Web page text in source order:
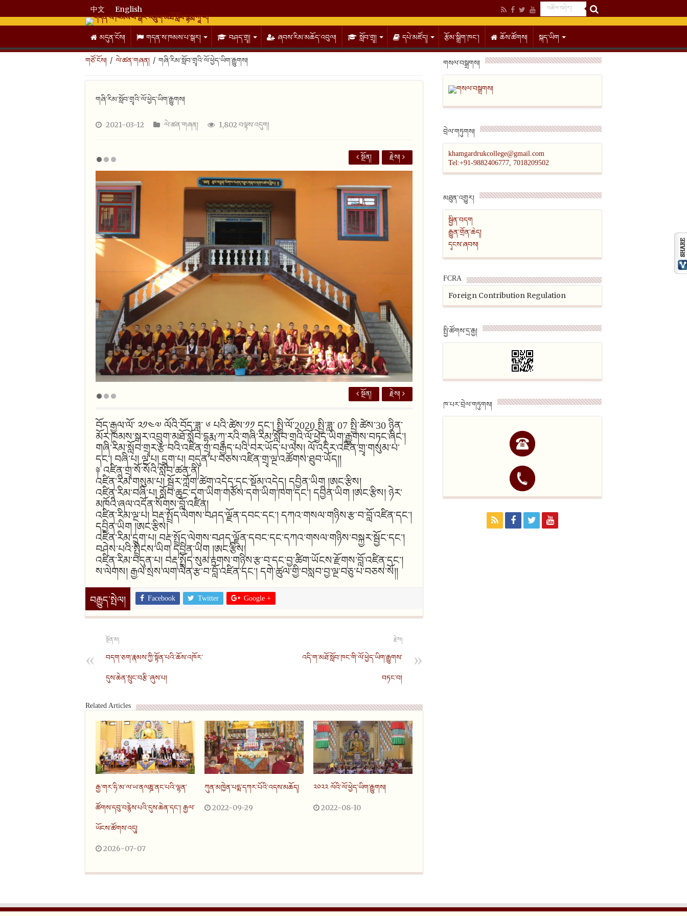
中文 English
མདུན་ངོས། གདན་ས་ཁམས་པ་སྒར། བཤད་གྲྭ། ཞབས་རིམ་མཆོད་འབུལ། སློབ་གྲྭ། དཔེ་མཛོད། རྩོམ་སྒྲིག་ཁང་། ཆོས་ཚོགས། སྐད་ཡིག
གཙོ་ངོས། / ལེ་ཚན་གཞན། / གཞི་རིམ་སློབ་གྲྭའི་ལོ་ཕྱེད་ཡིག་རྒྱུགས།
གཞི་རིམ་སློབ་གྲྭའི་ལོ་ཕྱེད་ཡིག་རྒྱུགས།
2021-03-12 ལེ་ཚན་གཞན། 1,802 བལྟས་འདུག།
རྗེས།
སྔོན།
རྗེས།
སྔོན།
བོད་རྒྱལ་ལོ་ ༢༡༤༧ ལོའི་བོད་ཟླ་ ༦ པའི་ཚེས་༡༡ དང་། སྤྱི་ལོ་2020 སྤྱི་ཟླ་ 07 སྤྱི་ཚེས་30 ཉིན་
མོར་ཁམས་སྒར་འབྲུག་མཐོ་སློབ་དྷརྨ་ཀཱ་རའི་གཞི་རིམ་སློབ་གྲྭའི་ལོ་ཕྱེད་ཡིག་རྒྱུགས་བཏང་ཞིང་།
གཞི་རིམ་སློབ་གྲྭར་རྩ་བའི་འཛིན་གྲྭ་བརྒྱད་པའི་བར་ཡོད་པ་ལས། ལོ་འདིར་འཛིན་གྲྭ་གསུམ་པ་
དང་། བཞི་པ། ལྔ་པ། དྲུག་པ། བདུན་པ་བཅས་འཛིན་གྲྭ་ལྔ་འཚོགས་ཐུབ་ཡོད།།
༈ འཛིན་གྲྭ་སོ་སོའི་སློབ་ཚན་ནི།
འཛིན་རིམ་གསུམ་པ། སྦྱོར་ཀློག་ཚེག་འདེད་དང་སྡོམ་འདེད། དབྱིན་ཡིག །ཨང་རྩིས།
འཛིན་རིམ་བཞི་པ། སློབ་ཆུང་དག་ཡིག་གཙོས་དག་ཡིག་ཁག་དང་། དབྱིན་ཡིག །ཨང་རྩིས། ཉེར་
མཁོའི་ཞལ་འདོན་སོགས་བློ་འཛིན།
འཛིན་རིམ་ལྔ་པ། བརྡ་སྤྲོད་ལེགས་བཤད་ལྗོན་དབང་དང་། དཀའ་གསལ་གཉིས་རྩ་བ་བློ་འཛིན་དང་།
དབྱིན་ཡིག །ཨང་རྩིས།
འཛིན་རིམ་དྲུག་པ། བརྡ་སྤྲོད་ལེགས་བཤད་ལྗོན་དབང་དང་དཀའ་གསལ་གཉིས་བསྐྱར་སྦྱོང་དང་།
བཤེས་པའི་སྤྲིངས་ཡིག དབྱིན་ཡིག །ཨང་རྩིས།
འཛིན་རིམ་བདུན་པ། བརྡ་སྤྲོད་སུམ་རྟགས་གཉིས་རྩ་བ་དང་བྱ་ཚིག་ཡོངས་རྫོགས་བློ་འཛིན་དང་།
ས་ལེགས། རྒྱལ་སྲས་ལག་ལེན་རྩ་བ་བློ་འཛིན་དང་། དགེ་ཚུལ་གྱི་བསླབ་བྱ་ལྔ་བཅུ་པ་བཅས་སོ།།
བརྒྱུད་སྤེལ། Facebook Twitter Google +
སྔོན་མ།
བདག་ཅག་རྣམས་ཀྱི་སྟོན་པའི་ཆོས་འཁོར་
དུས་ཆེན་སྲུང་བརྩི་ཞུས་པ།
རྗེས།
འདི་ག་མཐོ་སློབ་ཁང་གི་ལོ་ཕྱེད་ཡིག་རྒྱུགས་
བཏང་བ།
Related Articles
རྒྱ་གར་ཧི་མ་ལ་ཡ་ནལཎྜ་ནང་པའི་ལྷན་
ཚོགས་དབུ་བརྙེས་པའི་དུས་ཆེན་དང་། རྒྱལ་
ཡོངས་ཚོགས་འདུ།
2026-07-07
ཀུན་མཁྱེན་པདྨ་དཀར་པོའི་འདས་མཆོད།
2022-09-29
༢༠༢༢ ལོའི་ལོ་ཕྱེད་ཡིག་རྒྱུགས།
2022-08-10
གསལ་བསྒྲགས།
གསལ་བསྒྲགས།
བྲེལ་གཏུགས།
khamgardrukcollege@gmail.com
Tel:+91-9882406777, 7018209502
མཐུན་འགྱུར།
སྦྱིན་བདག
རྒྱུན་གྲོན་ཆེད།
དྭངས་ཞབས།
FCRA
Foreign Contribution Regulation
སྤྱི་ཚོགས་དྲ་རྒྱ།
ཁ་པར་བྲེལ་གཏུགས།